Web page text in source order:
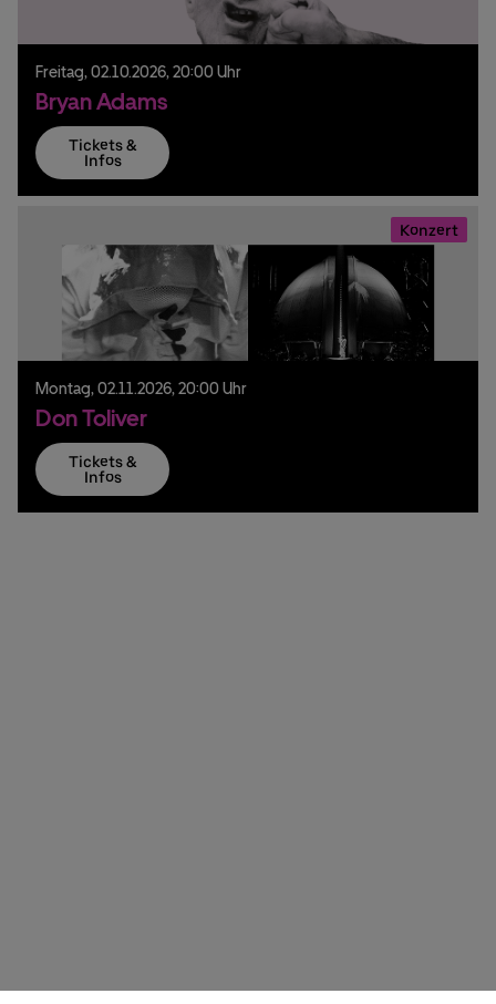
Freitag, 02.10.2026, 20:00 Uhr
Bryan Adams
Tickets &
Infos
Konzert
Montag, 02.11.2026, 20:00 Uhr
Don Toliver
Tickets &
Infos